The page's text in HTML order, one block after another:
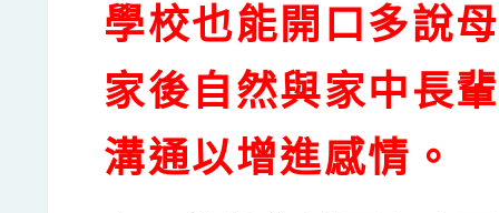
學校也能開口多說
家後自然與家中長
溝通以增進感情。